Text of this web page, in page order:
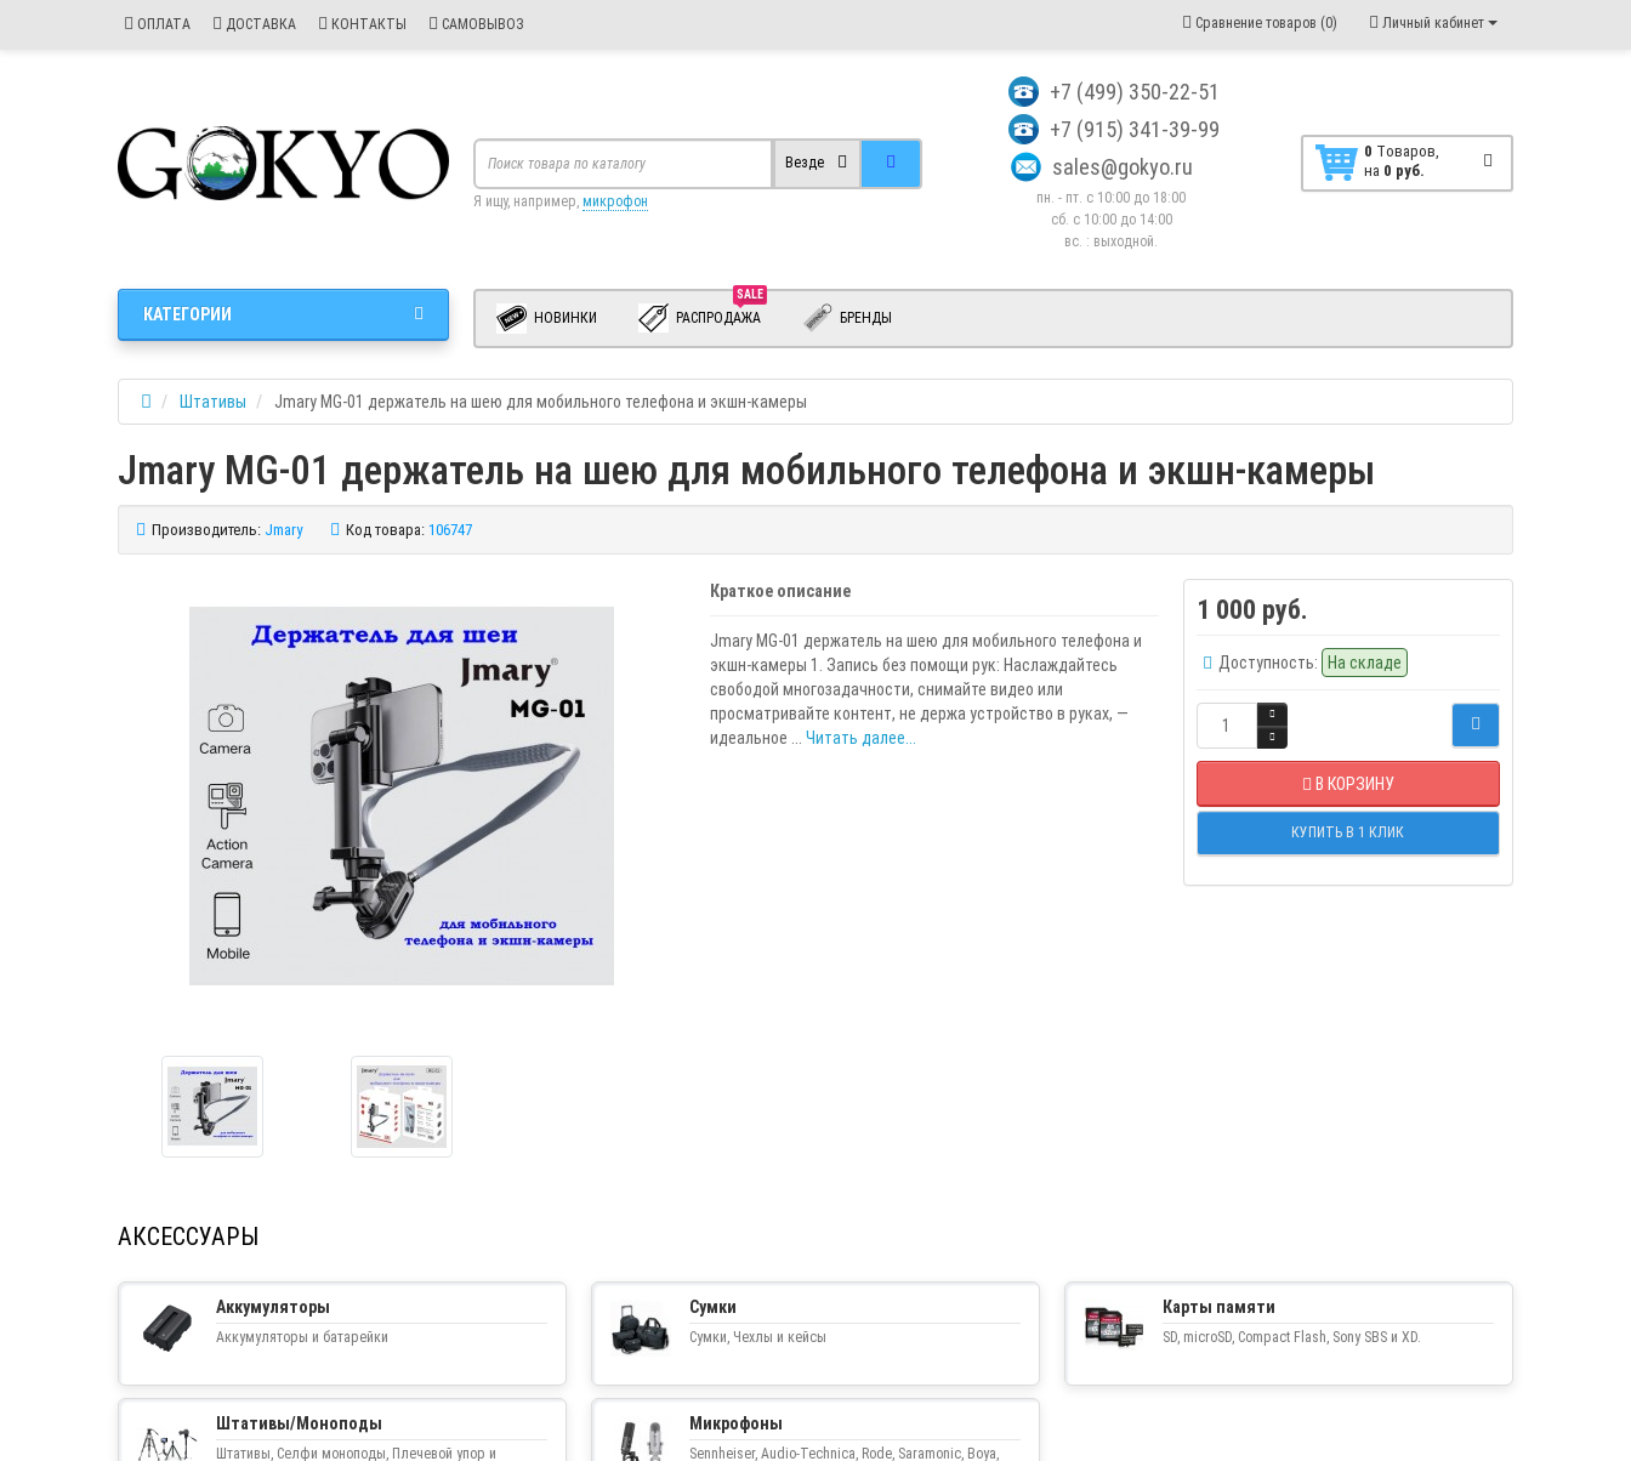
ОПЛАТА ДОСТАВКА КОНТАКТЫ САМОВЫВОЗ Личный кабинет
Сравнение товаров (0)
+7 (499) 350-22-51
+7 (915) 341-39-99
sales@gokyo.ru
пн. - пт. с 10:00 до 18:00
сб. c 10:00 до 14:00
вс. : выходной.
0 Tоваров,
на 0 руб.
Везде
Я ищу, например, микрофон
НОВИНКИ
SALE
РАСПРОДАЖА БРЕНДЫ
КАТЕГОРИИ
Штативы Jmary MG-01 держатель на шею для мобильного телефона и экшн-камеры
Jmary MG-01 держатель на шею для мобильного телефона и экшн-камеры
Производитель: Jmary Код товара: 106747
Краткое описание
Jmary MG-01 держатель на шею для мобильного телефона и
экшн-камеры 1. Запись без помощи рук: Наслаждайтесь
свободой многозадачности, снимайте видео или
просматривайте контент, не держа устройство в руках, —
идеальное ... Читать далее...
1 000 руб.
Доступность: На складе
В КОРЗИНУ
КУПИТЬ В 1 КЛИК
АКСЕССУАРЫ
Аккумуляторы
Аккумуляторы и батарейки
Сумки
Сумки, Чехлы и кейсы
Карты памяти
SD, microSD, Compact Flash, Sony SBS и XD.
Штативы/Моноподы
Штативы, Селфи моноподы, Плечевой упор и
Микрофоны
Sennheiser, Audio-Technica, Rode, Saramonic, Boya,